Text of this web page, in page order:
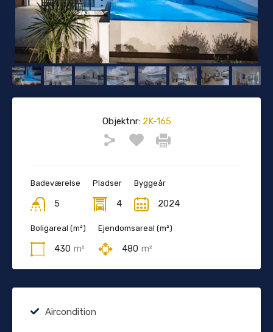
Objektnr:2K-165
Badeværelse
5
Pladser
4
Byggeår
2024
Boligareal (m²)
430 m²
Ejendomsareal (m²)
480 m²
Aircondition